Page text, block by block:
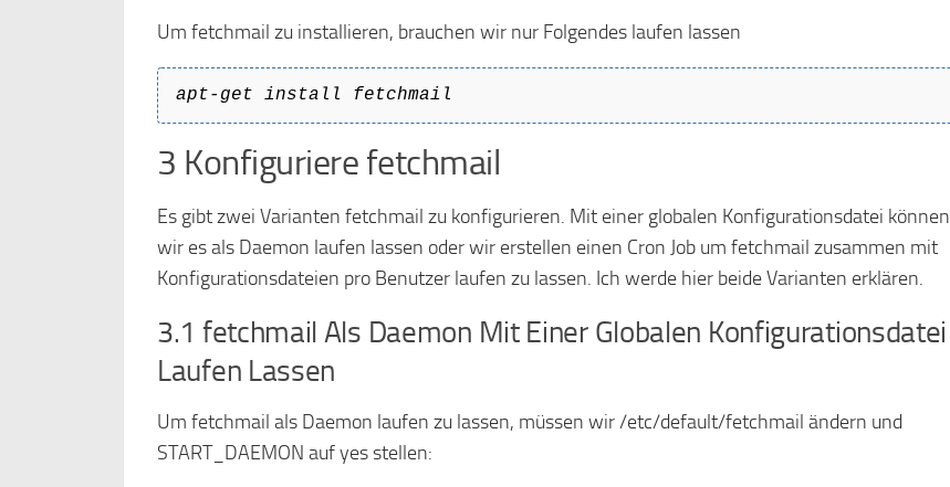
Um fetchmail zu installieren, brauchen wir nur Folgendes laufen lassen
apt-get install fetchmail
3 Konfiguriere fetchmail
Es gibt zwei Varianten fetchmail zu konfigurieren. Mit einer globalen Konfigurationsdatei können
wir es als Daemon laufen lassen oder wir erstellen einen Cron Job um fetchmail zusammen mit
Konfigurationsdateien pro Benutzer laufen zu lassen. Ich werde hier beide Varianten erklären.
3.1 fetchmail Als Daemon Mit Einer Globalen Konfigurationsdatei
Laufen Lassen
Um fetchmail als Daemon laufen zu lassen, müssen wir /etc/default/fetchmail ändern und
START_DAEMON auf yes stellen: